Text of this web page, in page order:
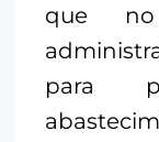
que
para